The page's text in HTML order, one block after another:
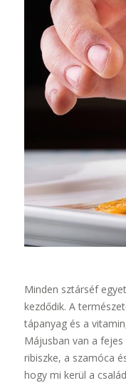
Minden sztárséf
kezdődik. A
tápanyag és a
Májusban van a
ribiszke, a szamóca
hogy mi kerül a